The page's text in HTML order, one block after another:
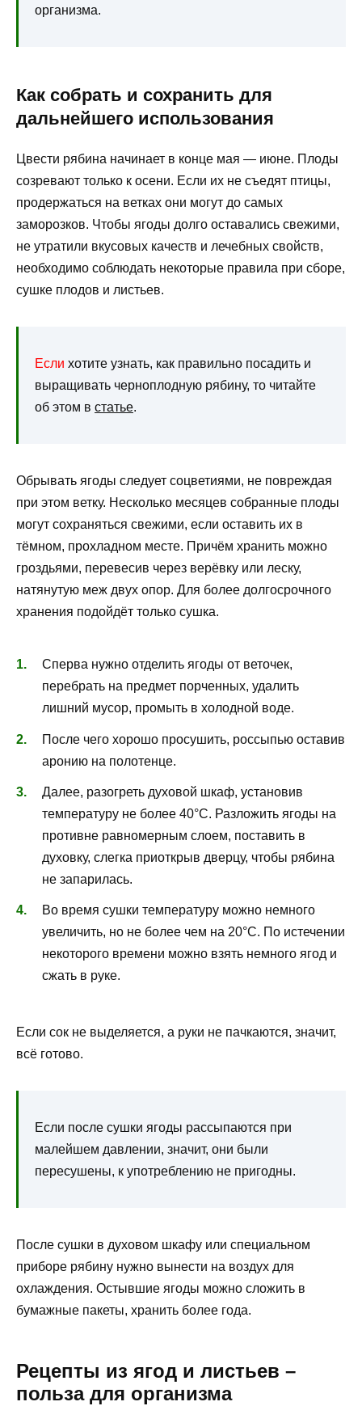
организма.
Как собрать и сохранить для
дальнейшего использования
Цвести рябина начинает в конце мая — июне. Плоды
созревают только к осени. Если их не съедят птицы,
продержаться на ветках они могут до самых
заморозков. Чтобы ягоды долго оставались свежими,
не утратили вкусовых качеств и лечебных свойств,
необходимо соблюдать некоторые правила при сборе,
сушке плодов и листьев.
Если хотите узнать, как правильно посадить и
выращивать черноплодную рябину, то читайте
об этом в статье.
Обрывать ягоды следует соцветиями, не повреждая
при этом ветку. Несколько месяцев собранные плоды
могут сохраняться свежими, если оставить их в
тёмном, прохладном месте. Причём хранить можно
гроздьями, перевесив через верёвку или леску,
натянутую меж двух опор. Для более долгосрочного
хранения подойдёт только сушка.
Сперва нужно отделить ягоды от веточек,
перебрать на предмет порченных, удалить
лишний мусор, промыть в холодной воде.
После чего хорошо просушить, россыпью оставив
аронию на полотенце.
Далее, разогреть духовой шкаф, установив
температуру не более 40°C. Разложить ягоды на
противне равномерным слоем, поставить в
духовку, слегка приоткрыв дверцу, чтобы рябина
не запарилась.
Во время сушки температуру можно немного
увеличить, но не более чем на 20°C. По истечении
некоторого времени можно взять немного ягод и
сжать в руке.
Если сок не выделяется, а руки не пачкаются, значит,
всё готово.
Если после сушки ягоды рассыпаются при
малейшем давлении, значит, они были
пересушены, к употреблению не пригодны.
После сушки в духовом шкафу или специальном
приборе рябину нужно вынести на воздух для
охлаждения. Остывшие ягоды можно сложить в
бумажные пакеты, хранить более года.
Рецепты из ягод и листьев –
польза для организма